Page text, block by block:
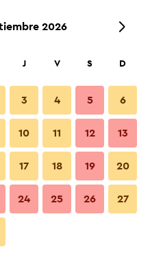
2026
J V S D
3 4 5 6
10 11 12 13
17 18 19 20
24 25 26 27